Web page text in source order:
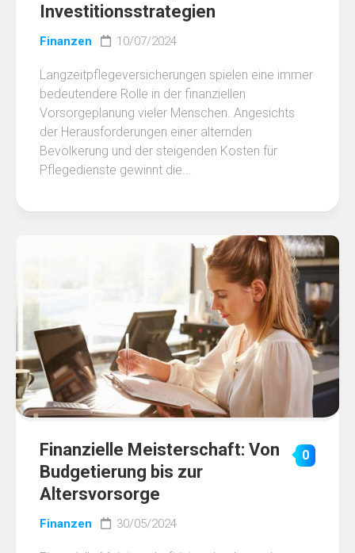
Investitionsstrategien
Finanzen 10/07/2024
Langzeitpflegeversicherungen spielen eine immer
bedeutendere Rolle in der finanziellen
Vorsorgeplanung vieler Menschen. Angesichts
der Herausforderungen einer alternden
Bevölkerung und der steigenden Kosten für
Pflegedienste gewinnt die...
Finanzielle Meisterschaft: Von
Budgetierung bis zur
Altersvorsorge
0
Finanzen 30/05/2024